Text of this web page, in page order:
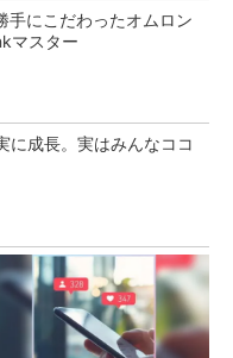
にこだわったオムロン
マスター
に成長。実はみんなココ